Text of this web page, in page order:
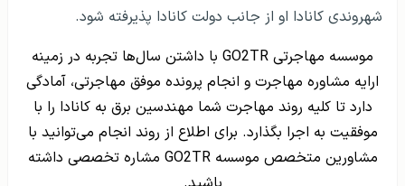
شهروندی کانادا او از جانب دولت کانادا پذیرفته شود.
موسسه مهاجرتی GO2TR با داشتن سال‌ها تجربه در زمینه
ارایه مشاوره مهاجرت و انجام پرونده موفق مهاجرتی، آمادگی
دارد تا کلیه روند مهاجرت شما مهندسین برق به کانادا را با
موفقیت به اجرا بگذارد. برای اطلاع از روند انجام می‌توانید با
مشاورین متخصص موسسه GO2TR مشاره تخصصی داشته